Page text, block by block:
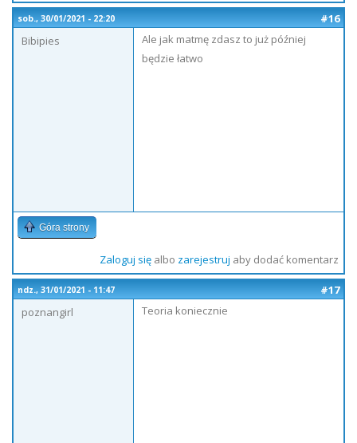
sob., 30/01/2021 - 22:20
#16
Bibipies
Ale jak matmę zdasz to już później
będzie łatwo
Góra strony
Zaloguj sięalbo zarejestruj aby dodać komentarz
ndz., 31/01/2021 - 11:47
#17
poznangirl
Teoria koniecznie